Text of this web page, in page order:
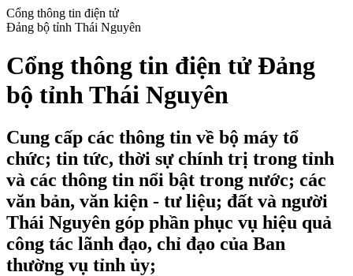
Cổng thông tin điện tử
Đảng bộ tỉnh Thái Nguyên
Cổng thông tin điện tử Đảng
bộ tỉnh Thái Nguyên
Cung cấp các thông tin về bộ máy tổ
chức; tin tức, thời sự chính trị trong tỉnh
và các thông tin nổi bật trong nước; các
văn bản, văn kiện - tư liệu; đất và người
Thái Nguyên góp phần phục vụ hiệu quả
công tác lãnh đạo, chỉ đạo của Ban
thường vụ tỉnh ủy;